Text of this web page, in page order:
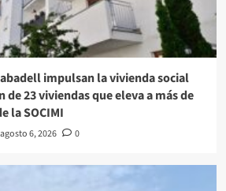
impulsan la vivienda social
23 viviendas que eleva a más de
la SOCIMI
agosto 6, 2026 0